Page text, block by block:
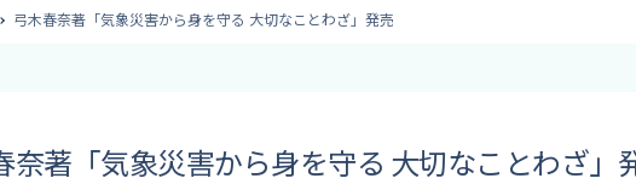
弓木春奈著「気象災害から身を守る 大切なことわざ」発売
奈著「気象災害から身を守る 大切なことわざ」